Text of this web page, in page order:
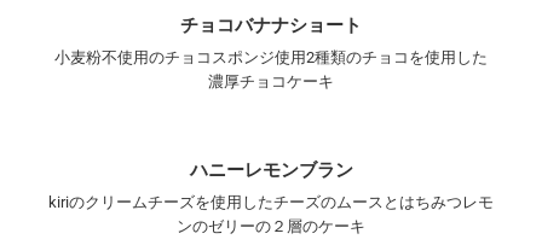
チョコバナナショート
小麦粉不使用のチョコスポンジ使用2種類のチョコを使用した
濃厚チョコケーキ
ハニーレモンブラン
kiriのクリームチーズを使用したチーズのムースとはちみつレモ
ンのゼリーの２層のケーキ